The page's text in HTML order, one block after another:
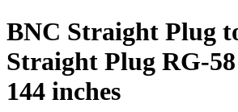
BNC Straight Plug
Straight Plug RG-
144 inches